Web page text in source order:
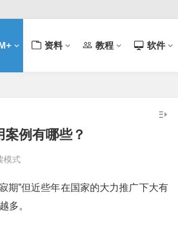
资料 教程 软件
例有哪些？
模式
期”但近些年在国家的大力推广下大有
多。